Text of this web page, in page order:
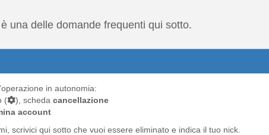
una delle domande frequenti qui sotto.
in autonomia:
(
), scheda cancellazione
account
scrivici qui sotto che vuoi essere eliminato e indica il tuo nick.